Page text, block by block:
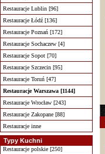
Restauracje Lublin [96]
Restauracje Łódź [136]
Restauracje Poznań [172]
Restauracje Sochaczew [4]
Restauracje Sopot [70]
Restauracje Szczecin [95]
Restauracje Toruń [47]
Restauracje Warszawa [1144]
Restauracje Wrocław [243]
Restauracje Zakopane [88]
Restauracje inne
Typy Kuchni
Restauracje polskie [250]